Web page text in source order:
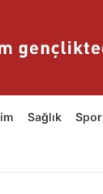
Sağlık Spor